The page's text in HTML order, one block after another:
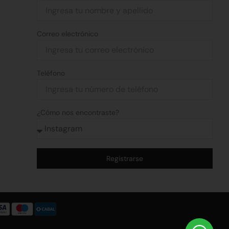
Correo electrónico
Teléfono
¿Cómo nos encontraste?
Registrarse